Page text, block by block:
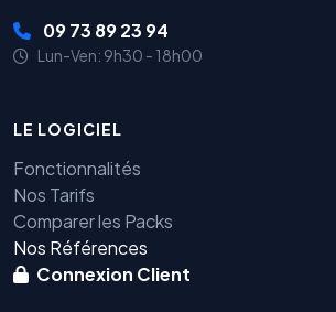
09 73 89 23 94
Lun-Ven: 9h30 - 18h00
LE LOGICIEL
Fonctionnalités
Nos Tarifs
Comparer les Packs
Nos Références
Connexion Client